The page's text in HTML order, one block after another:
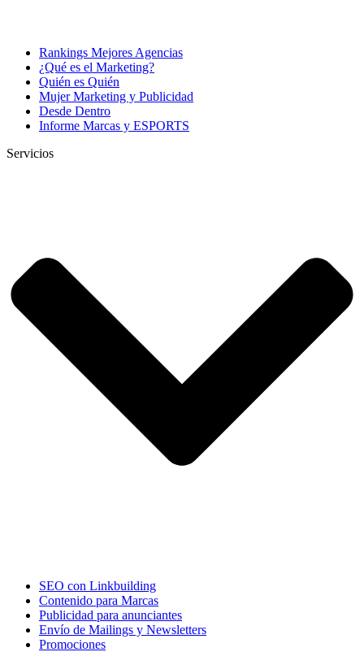
Rankings Mejores Agencias
¿Qué es el Marketing?
Quién es Quién
Mujer Marketing y Publicidad
Desde Dentro
Informe Marcas y ESPORTS
Servicios
SEO con Linkbuilding
Contenido para Marcas
Publicidad para anunciantes
Envío de Mailings y Newsletters
Promociones